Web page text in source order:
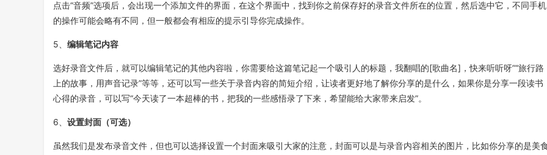
点击“音频”选项后，会出现一个添加文件的界面，在这个界面中，找到你之前保存好的录音文件所在的位置，然后选中它，不同手机
的操作可能会略有不同，但一般都会有相应的提示引导你完成操作。
5、 编辑笔记内容
选好录音文件后，就可以编辑笔记的其他内容啦，你需要给这篇笔记起一个吸引人的标题，我翻唱的[歌曲名]，快来听听呀”“旅行路
上的故事，用声音记录”等等，还可以写一些关于录音内容的简短介绍，让读者更好地了解你分享的是什么，如果你是分享一段读书
心得的录音，可以写“今天读了一本超棒的书，把我的一些感悟录了下来，希望能给大家带来启发”。
6、 设置封面（可选）
虽然我们是发布录音文件，但也可以选择设置一个封面来吸引大家的注意，封面可以是与录音内容相关的图片，比如你分享的是美